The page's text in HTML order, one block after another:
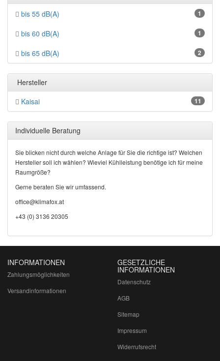
1
bis 55 dB(A)
1
bis 60 dB(A)
2
bis 65 dB(A)
Hersteller
11
Kaisai
Individuelle Beratung
Sie blicken nicht durch welche Anlage für Sie die richtige ist? Welchen
Hersteller soll ich wählen? Wieviel Kühlleistung benötige ich für meine
Raumgröße?
Gerne beraten Sie wir umfassend.
office@klimafox.at
+43 (0) 3136 20305
INFORMATIONEN
Zahlungsmöglichkeiten
Versandinformationen
GESETZLICHE
INFORMATIONEN
Datenschutz
AGB
Sitemap
Impressum
Widerrufsrecht